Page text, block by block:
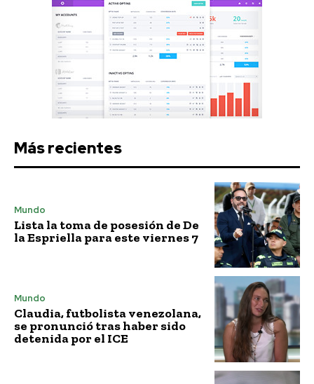
Más recientes
Mundo
Lista la toma de posesión de De
la Espriella para este viernes 7
Mundo
Claudia, futbolista venezolana,
se pronunció tras haber sido
detenida por el ICE